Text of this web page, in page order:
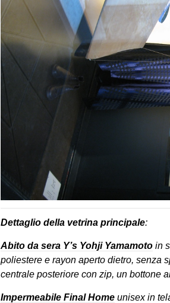
Dettaglio della vetrina principale:
Abito da sera Y’s Yohji Yamamotoin
poliestere e rayon aperto dietro, senza
centrale posteriore con zip, un bottone
Impermeabile Final Home unisex in